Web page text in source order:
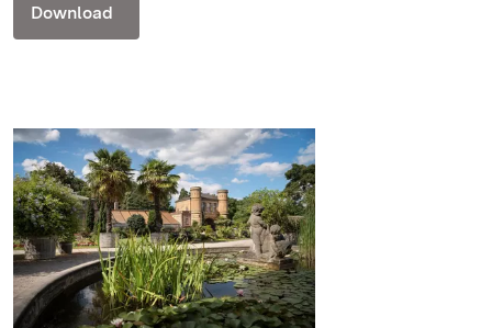
Download